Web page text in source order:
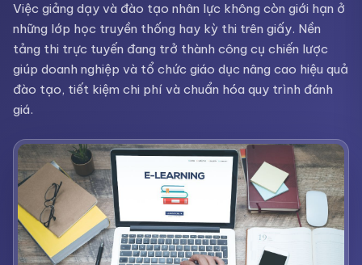
Việc giảng dạy và đào tạo nhân lực không còn giới hạn ở
những lớp học truyền thống hay kỳ thi trên giấy. Nền
tảng thi trực tuyến đang trở thành công cụ chiến lược
giúp doanh nghiệp và tổ chức giáo dục nâng cao hiệu quả
đào tạo, tiết kiệm chi phí và chuẩn hóa quy trình đánh
giá.